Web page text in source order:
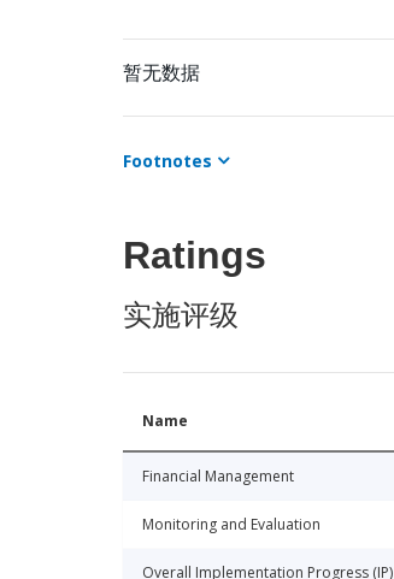
暂无数据
Footnotes
Ratings
实施评级
Name
Financial Management
Monitoring and Evaluation
Overall Implementation Progress (IP)